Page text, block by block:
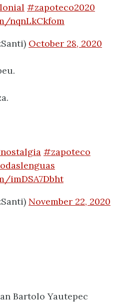
#zapoteco2020
nqnLkCkfom
October 28, 2020
#zapoteco
imDSA7Dbht
November 22, 2020
Bartolo Yautepec